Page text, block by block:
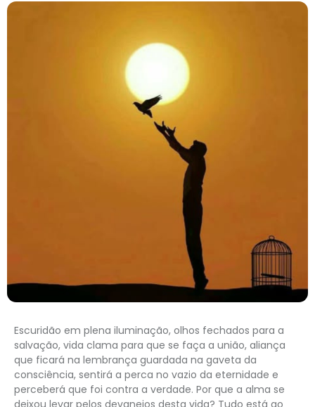
Escuridão em plena iluminação, olhos fechados para a
salvação, vida clama para que se faça a união, aliança
que ficará na lembrança guardada na gaveta da
consciência, sentirá a perca no vazio da eternidade e
perceberá que foi contra a verdade. Por que a alma se
deixou levar pelos devaneios desta vida? Tudo está ao